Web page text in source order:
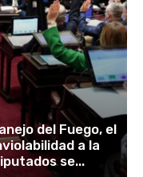
del Fuego, el
a la
se...